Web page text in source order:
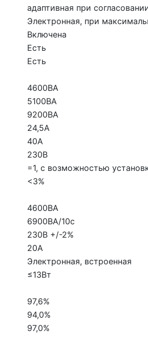
адаптивная при
Электронная, при
Включена
Есть
Есть
4600ВА
5100ВА
9200ВА
24,5А
40А
230В
=1, с возможностью
<3%
4600ВА
6900ВА/10с
230В +/-2%
20А
Электронная, встроенная
≤13Вт
97,6%
94,0%
97,0%